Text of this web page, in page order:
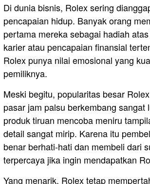
Di dunia bisnis, Rolex sering
pencapaian hidup. Banyak orang
pertama mereka sebagai hadiah
karier atau pencapaian finansial
Rolex punya nilai emosional yang
pemiliknya.
Meski begitu, popularitas besar
pasar jam palsu berkembang sangat
produk tiruan mencoba meniru
detail sangat mirip. Karena itu
benar berhati-hati dan membeli dari
terpercaya jika ingin mendapatkan
Yang menarik, Rolex tetap